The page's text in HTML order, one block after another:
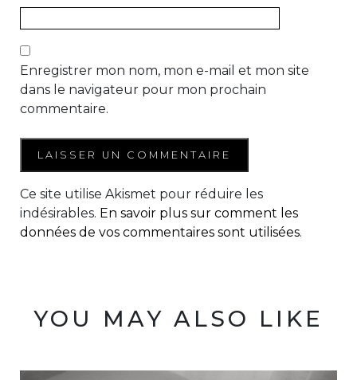
Enregistrer mon nom, mon e-mail et mon site
dans le navigateur pour mon prochain
commentaire.
Ce site utilise Akismet pour réduire les
indésirables. En savoir plus sur comment les
données de vos commentaires sont utilisées.
YOU MAY ALSO LIKE